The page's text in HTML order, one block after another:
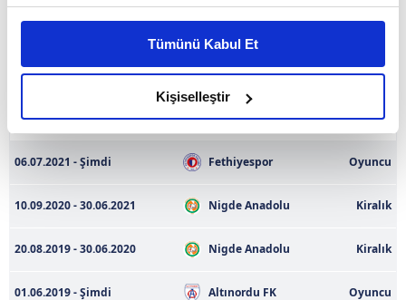
Bu çerezlere izin vermeniz halinde sizlere özel
daha iyi reklam deneyimi yaşatabiliriz. Bunu yaparken
amacımızın size daha iyi bir reklam deneyimi sunmak
olduğunu ve sizlere en iyi içerikleri sunabilmek adına
elimizden gelen çabayı gösterdiğimizi ve bu noktada,
reklamların maliyetlerimizi karşılamak noktasında tek gelir
kalemimiz olduğunu sizlere hatırlatmak isteriz.
Her halükârda, kullanıcılar, bu çerezlere izin vermedikleri
gösterilmeyecektir."
Sizlere daha iyi bir hizmet sunabilmek için İnternet
Tümünü Kabul Et
Kişiselleştir
Oyuncu Performansı Türkiye Kupası 25/26
Transfer Geçmişi
06.07.2021 - Şimdi Fethiyespor Oyuncu
10.09.2020 - 30.06.2021 Nigde Anadolu Kiralık
20.08.2019 - 30.06.2020 Nigde Anadolu Kiralık
01.06.2019 - Şimdi Altınordu FK Oyuncu